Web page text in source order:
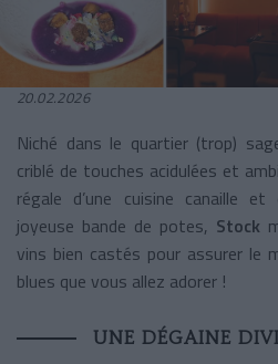
20.02.2026
Niché dans le quartier (trop)
criblé de touches acidulées et
régale d’une cuisine canaille et
joyeuse bande de potes, Stock
vins bien castés pour assurer le
blues que vous allez adorer !
UNE DÉGAINE